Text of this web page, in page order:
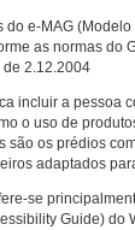
do e-MAG
as normas do
2.12.2004
incluir a pessoa
o uso de
são os prédios
adaptados
se
Guide) do